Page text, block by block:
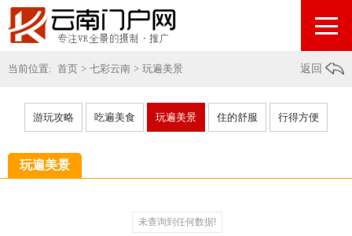
当前位置: 首页 > 七彩云南 > 玩遍美景 返回
游玩攻略 吃遍美食 玩遍美景 住的舒服 行得方便
玩遍美景
未查询到任何数据!